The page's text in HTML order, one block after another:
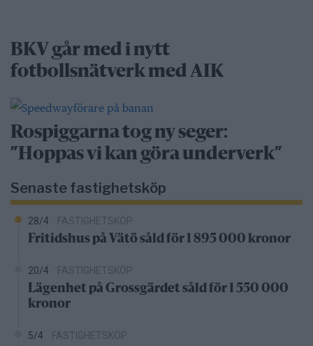
BKV går med i nytt
fotbollsnätverk med AIK
Rospiggarna tog ny seger:
”Hoppas vi kan göra underverk”
Senaste fastighetsköp
28/4 FASTIGHETSKÖP
Fritidshus på Vätö såld för 1 895 000 kronor
20/4 FASTIGHETSKÖP
Lägenhet på Grossgärdet såld för 1 550 000
kronor
5/4 FASTIGHETSKÖP